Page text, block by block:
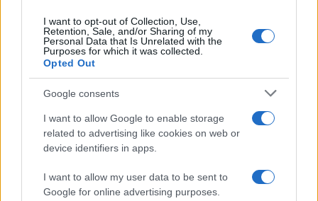
I want to opt-out of Collection, Use,
Retention, Sale, and/or Sharing of my
Personal Data that Is Unrelated with the
Purposes for which it was collected.
Opted Out
Google consents
I want to allow Google to enable storage
related to advertising like cookies on web or
device identifiers in apps.
I want to allow my user data to be sent to
Google for online advertising purposes.